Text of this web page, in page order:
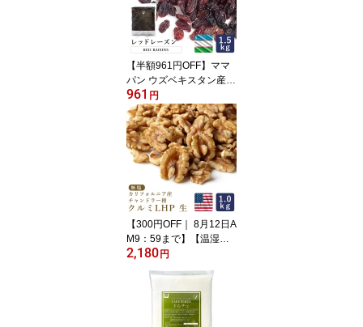
【半額961円OFF】ママ
パン ウズベキスタン産
レッドレーズン 1.5kg ド
ライフルーツ 干しぶどう
葡萄 オイルコート 大容
量_
961 円
【300円OFF｜ 8月12日A
M9：59まで】【温湿度
管理で品質を守る】生ク
ルミ LHP 生 1kg くるみ
カリフォルニア チャンド
ラー種 無塩 ノンオイル
2,180 円